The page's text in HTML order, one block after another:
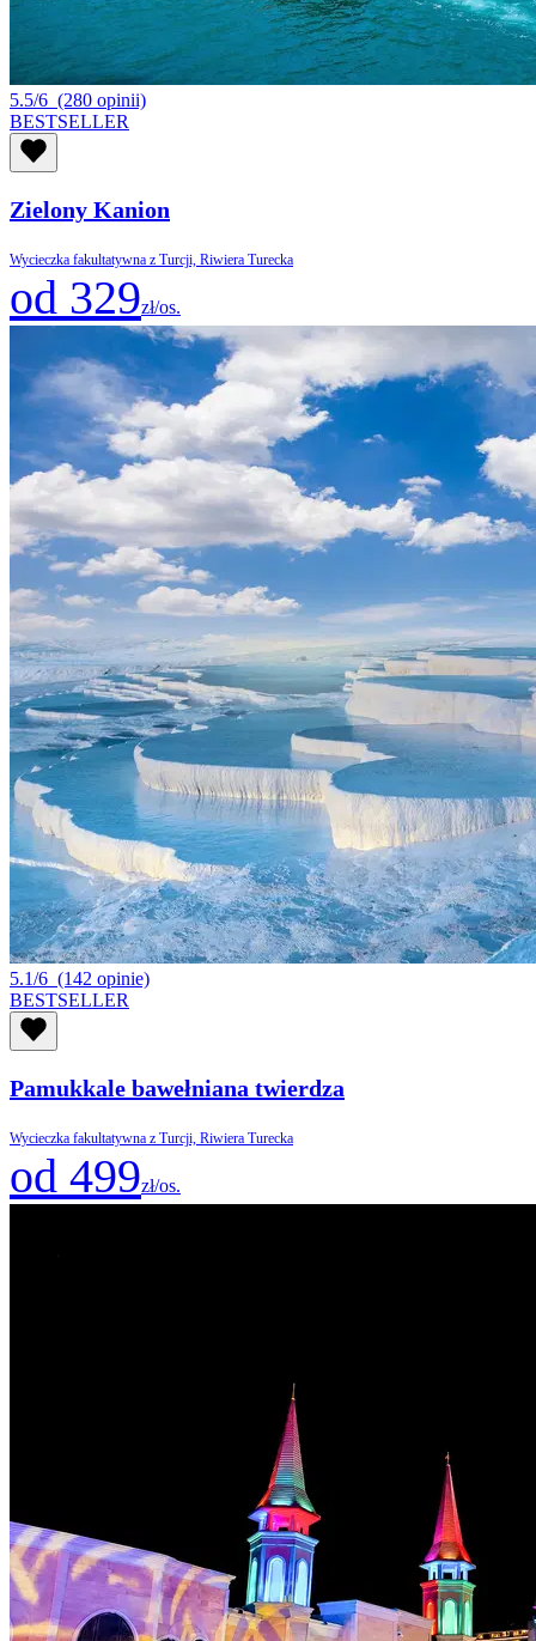
5.5/6 (280 opinii)
BESTSELLER
Zielony Kanion
Wycieczka fakultatywna z Turcji, Riwiera Turecka
od 329zł/os.
5.1/6 (142 opinie)
BESTSELLER
Pamukkale bawełniana twierdza
Wycieczka fakultatywna z Turcji, Riwiera Turecka
od 499zł/os.